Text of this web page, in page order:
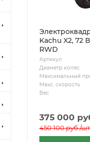
Kachu X2, 72
RWD
Артикул
Диаметр колес
Максимальный
Макс. скорость
Вес
375 000
450 100руб./шт